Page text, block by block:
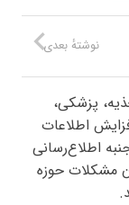
نوشتهٔ بعدی
پزشکی،
اطلاعات
اطلاع‌رسانی
مشکلات حوزه